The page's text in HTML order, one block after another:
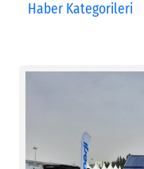
Haber Kategorileri